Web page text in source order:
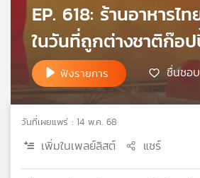
เอส
แผนที่
วิทยุ
ข่าย
EP. 618: ร้านอาหารไท
ในวันที่ถูกต่างชาติก๊อ
ฟังรายการ ชื่นชอบ
วันที่เผยแพร่ : 14 พ.ค. 68
เพิ่มในเพลย์ลิสต์ แชร์